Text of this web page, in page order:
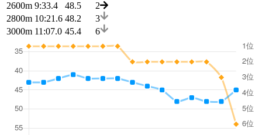
2600m 9:33.4 48.5
2
2800m 10:21.6 48.2
3
3000m 11:07.0 45.4 6